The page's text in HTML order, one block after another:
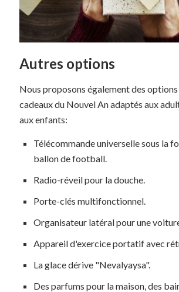
Autres options
Nous proposons également des
cadeaux du Nouvel An adaptés aux
aux enfants:
Télécommande universelle sous la
ballon de football.
Radio-réveil pour la douche.
Porte-clés multifonctionnel.
Organisateur latéral pour une
Appareil d'exercice portatif avec
La glace dérive "Nevalyaysa".
Des parfums pour la maison, des